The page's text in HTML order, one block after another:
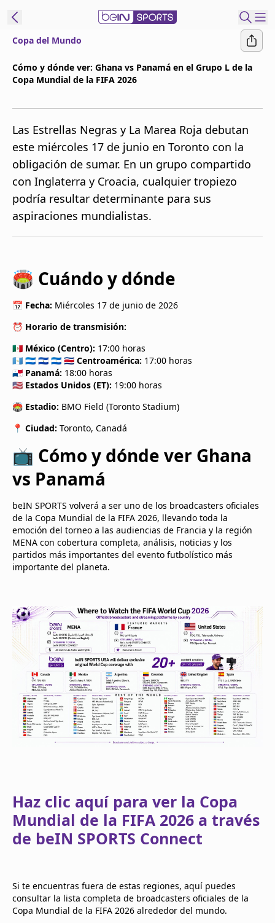
beIN XTRA
Administrar
notificaciones
Programación
Contáctanos
Copa del Mundo
Cómo y dónde ver: Ghana vs Panamá en el Grupo L de la
Copa Mundial de la FIFA 2026
Las Estrellas Negras y La Marea Roja debutan
este miércoles 17 de junio en Toronto con la
obligación de sumar. En un grupo compartido
con Inglaterra y Croacia, cualquier tropiezo
podría resultar determinante para sus
aspiraciones mundialistas.
🏟️ Cuándo y dónde
📅 Fecha: Miércoles 17 de junio de 2026
⏰ Horario de transmisión:
🇲🇽 México (Centro): 17:00 horas
🇬🇹 🇭🇳 🇸🇻 🇳🇮 🇨🇷 Centroamérica: 17:00 horas
🇵🇦 Panamá: 18:00 horas
🇺🇸 Estados Unidos (ET): 19:00 horas
🏟️ Estadio: BMO Field (Toronto Stadium)
📍 Ciudad: Toronto, Canadá
📺 Cómo y dónde ver Ghana
vs Panamá
beIN SPORTS volverá a ser uno de los broadcasters oficiales
de la Copa Mundial de la FIFA 2026, llevando toda la
emoción del torneo a las audiencias de Francia y la región
MENA con cobertura completa, análisis, noticias y los
partidos más importantes del evento futbolístico más
importante del planeta.
Haz clic aquí para ver la Copa
Mundial de la FIFA 2026 a través
de beIN SPORTS Connect
Si te encuentras fuera de estas regiones, aquí puedes
consultar la lista completa de broadcasters oficiales de la
Copa Mundial de la FIFA 2026 alrededor del mundo.